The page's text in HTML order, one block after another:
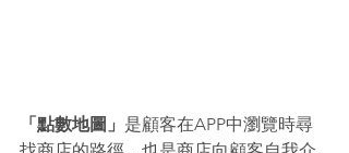
「點數地圖」 是顧客在APP中瀏覽時尋